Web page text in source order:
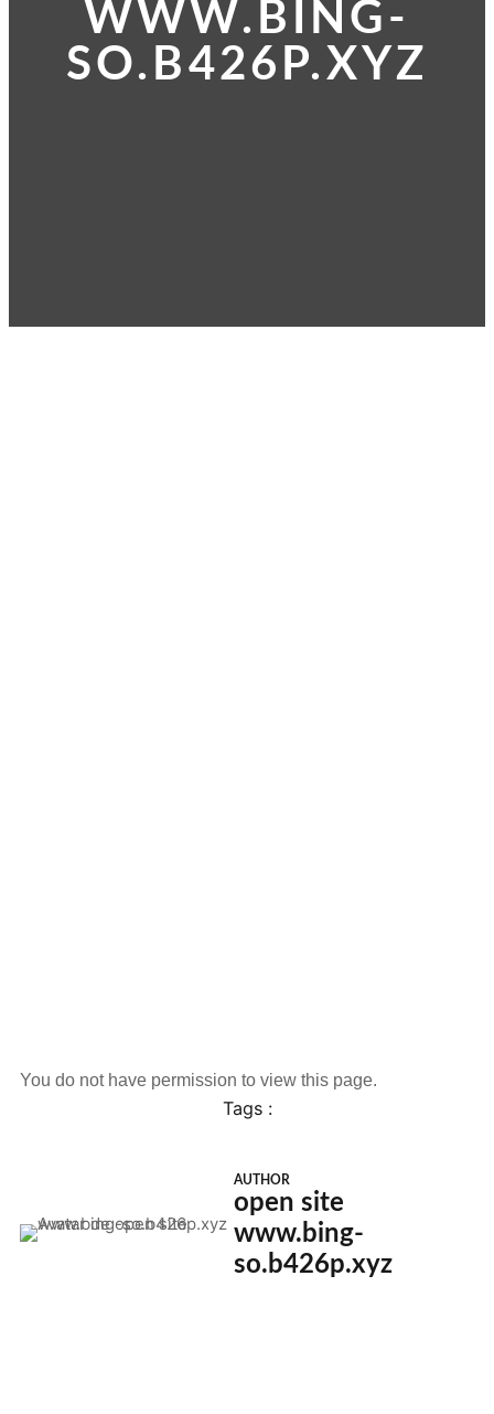
WWW.BING-
SO.B426P.XYZ
You do not have permission to view this page.
Tags :
AUTHOR
open site
www.bing-
so.b426p.xyz